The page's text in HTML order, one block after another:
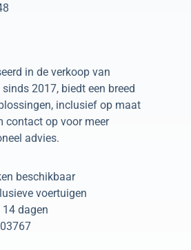
in de verkoop van
2017, biedt een breed
inclusief op maat
contact op voor meer
advies.
beschikbaar
voertuigen
14 dagen